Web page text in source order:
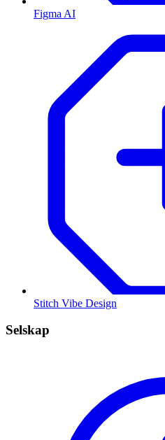
Figma AI
Stitch Vibe Design
Selskap